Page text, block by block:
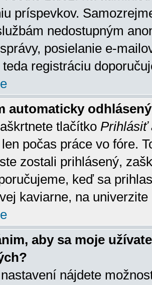
príspevkov.
nedostupným
posielanie e-
registráciu
automaticky
tlačítko Prihlásiť
počas práce vo fóre.
zostali prihlásený,
keď sa
kaviarne, na univerzite
aby sa moje
nájdete